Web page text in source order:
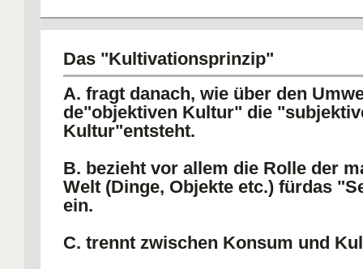
Das "Kultivationsprinzip"
A. fragt danach, wie über den
de"objektiven Kultur" die
Kultur"entsteht.
B. bezieht vor allem die Rolle der
Welt (Dinge, Objekte etc.) fürdas
ein.
C. trennt zwischen Konsum und